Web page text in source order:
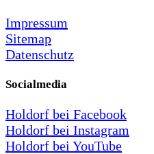
Impressum
Sitemap
Datenschutz
Socialmedia
Holdorf bei Facebook
Holdorf bei Instagram
Holdorf bei YouTube